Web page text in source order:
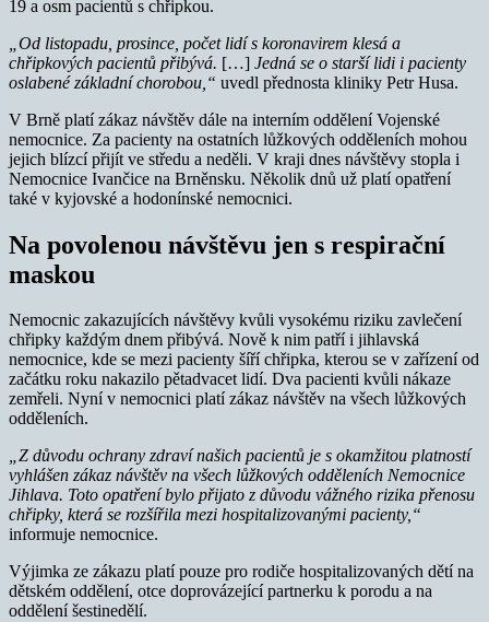
19 a osm pacientů s chřipkou.
„Od listopadu, prosince, počet lidí s koronavirem klesá a
chřipkových pacientů přibývá. […] Jedná se o starší lidi i pacienty
oslabené základní chorobou,“ uvedl přednosta kliniky Petr Husa.
V Brně platí zákaz návštěv dále na interním oddělení Vojenské
nemocnice. Za pacienty na ostatních lůžkových odděleních mohou
jejich blízcí přijít ve středu a neděli. V kraji dnes návštěvy stopla i
Nemocnice Ivančice na Brněnsku. Několik dnů už platí opatření
také v kyjovské a hodonínské nemocnici.
Na povolenou návštěvu jen s respirační
maskou
Nemocnic zakazujících návštěvy kvůli vysokému riziku zavlečení
chřipky každým dnem přibývá. Nově k nim patří i jihlavská
nemocnice, kde se mezi pacienty šíří chřipka, kterou se v zařízení od
začátku roku nakazilo pětadvacet lidí. Dva pacienti kvůli nákaze
zemřeli. Nyní v nemocnici platí zákaz návštěv na všech lůžkových
odděleních.
„Z důvodu ochrany zdraví našich pacientů je s okamžitou platností
vyhlášen zákaz návštěv na všech lůžkových odděleních Nemocnice
Jihlava. Toto opatření bylo přijato z důvodu vážného rizika přenosu
chřipky, která se rozšířila mezi hospitalizovanými pacienty,“
informuje nemocnice.
Výjimka ze zákazu platí pouze pro rodiče hospitalizovaných dětí na
dětském oddělení, otce doprovázející partnerku k porodu a na
oddělení šestinedělí.